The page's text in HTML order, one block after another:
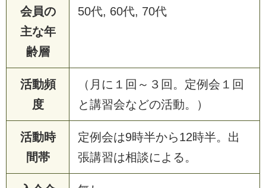
会員の
主な年
齢層
50代, 60代, 70代
活動頻
度
（月に１回～３回。定例会１回
と講習会などの活動。）
活動時
間帯
定例会は9時半から12時半。出
張講習は相談による。